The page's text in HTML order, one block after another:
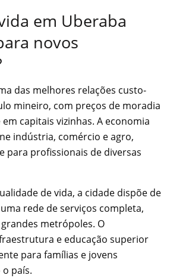
em Uberaba
novos
das melhores relações custo-
mineiro, com preços de moradia
capitais vizinhas. A economia
indústria, comércio e agro,
para profissionais de diversas
de vida, a cidade dispõe de
rede de serviços completa,
metrópoles. O
e educação superior
para famílias e jovens
país.